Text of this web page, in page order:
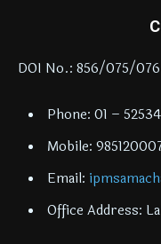
DOI No.: 856/075/076
Phone: 01 –
Mobile:
Email:
Office Address: